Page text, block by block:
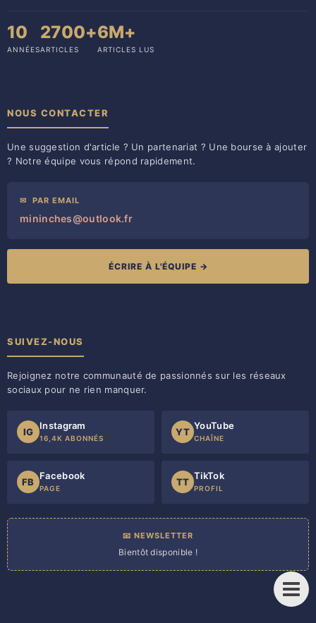
10
ANNÉES
2700+
ARTICLES
6M+
ARTICLES LUS
NOUS CONTACTER
Une suggestion d'article ? Un partenariat ? Une bourse à ajouter
? Notre équipe vous répond rapidement.
✉ PAR EMAIL
mininches@outlook.fr
ÉCRIRE À L'ÉQUIPE →
SUIVEZ-NOUS
Rejoignez notre communauté de passionnés sur les réseaux
sociaux pour ne rien manquer.
IG
Instagram
16,4K ABONNÉS
YT
YouTube
CHAÎNE
FB
Facebook
PAGE
TT
TikTok
PROFIL
📧 NEWSLETTER
Bientôt disponible !